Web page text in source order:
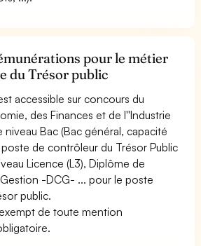
pour le métier
du Trésor public
accessible sur concours du
des Finances et de l''Industrie
Bac (Bac général, capacité
de contrôleur du Trésor Public
Licence (L3), Diplôme de
-DCG- ... pour le poste
public.
de toute mention